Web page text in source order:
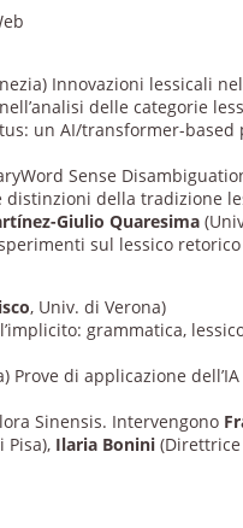
Innovazioni lessicali
delle categorie
un AI/transformer-
Sense
della tradizione
Giulio Quaresima
sul lessico retorico
, Univ. di Verona)
grammatica,
Prove di applicazione
Sinensis. Intervengono
Pisa), Ilaria Bonini (Direttrice